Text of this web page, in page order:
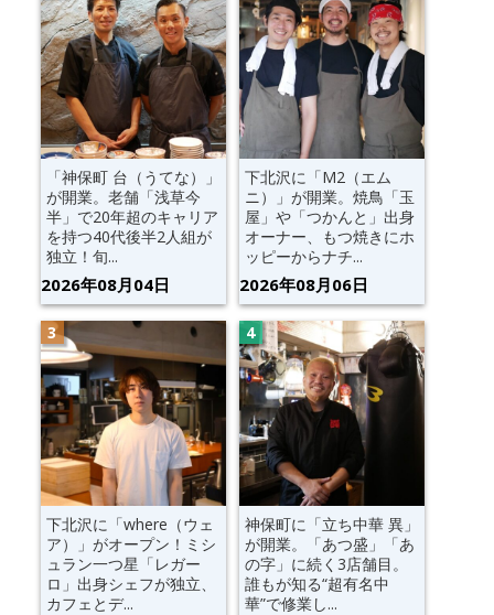
「神保町 台（うてな）」
が開業。老舗「浅草今
半」で20年超のキャリア
を持つ40代後半2人組が
独立！旬...
2026年08月04日
下北沢に「M2（エム
ニ）」が開業。焼鳥「玉
屋」や「つかんと」出身
オーナー、もつ焼きにホ
ッピーからナチ...
2026年08月06日
下北沢に「where（ウェ
ア）」がオープン！ミシ
ュラン一つ星「レガー
ロ」出身シェフが独立、
カフェとデ...
神保町に「立ち中華 異」
が開業。「あつ盛」「あ
の字」に続く3店舗目。
誰もが知る“超有名中
華”で修業し...